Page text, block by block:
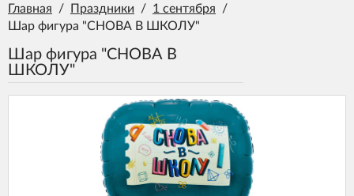
Главная / Праздники / 1 сентября
/
Шар фигура "СНОВА В ШКОЛУ"
Шар фигура "СНОВА В
ШКОЛУ"